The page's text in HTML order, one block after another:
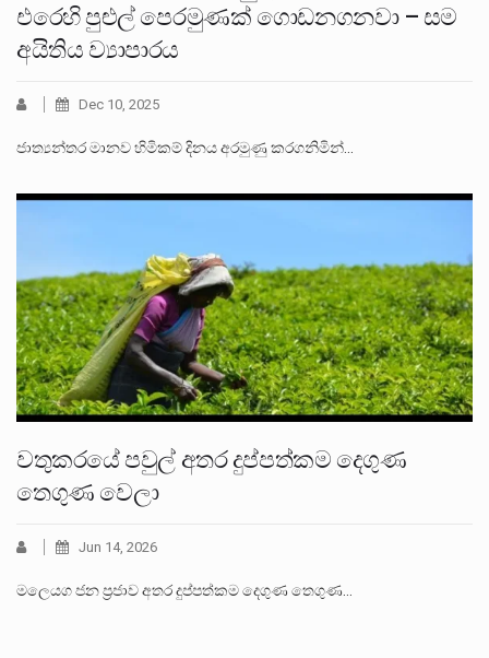
එරෙහි පුළුල් පෙරමුණක් ගොඩනගනවා – සම
අයිතිය ව්‍යාපාරය
Dec 10, 2025
ජාත්‍යන්තර මානව හිමිකම් දිනය අරමුණු කරගනිමින්…
වතුකරයේ පවුල් අතර දුප්පත්කම දෙගුණ
තෙගුණ වෙලා
Jun 14, 2026
මලෙයග ජන ප්‍රජාව අතර දුප්පත්කම දෙගුණ තෙගුණ…